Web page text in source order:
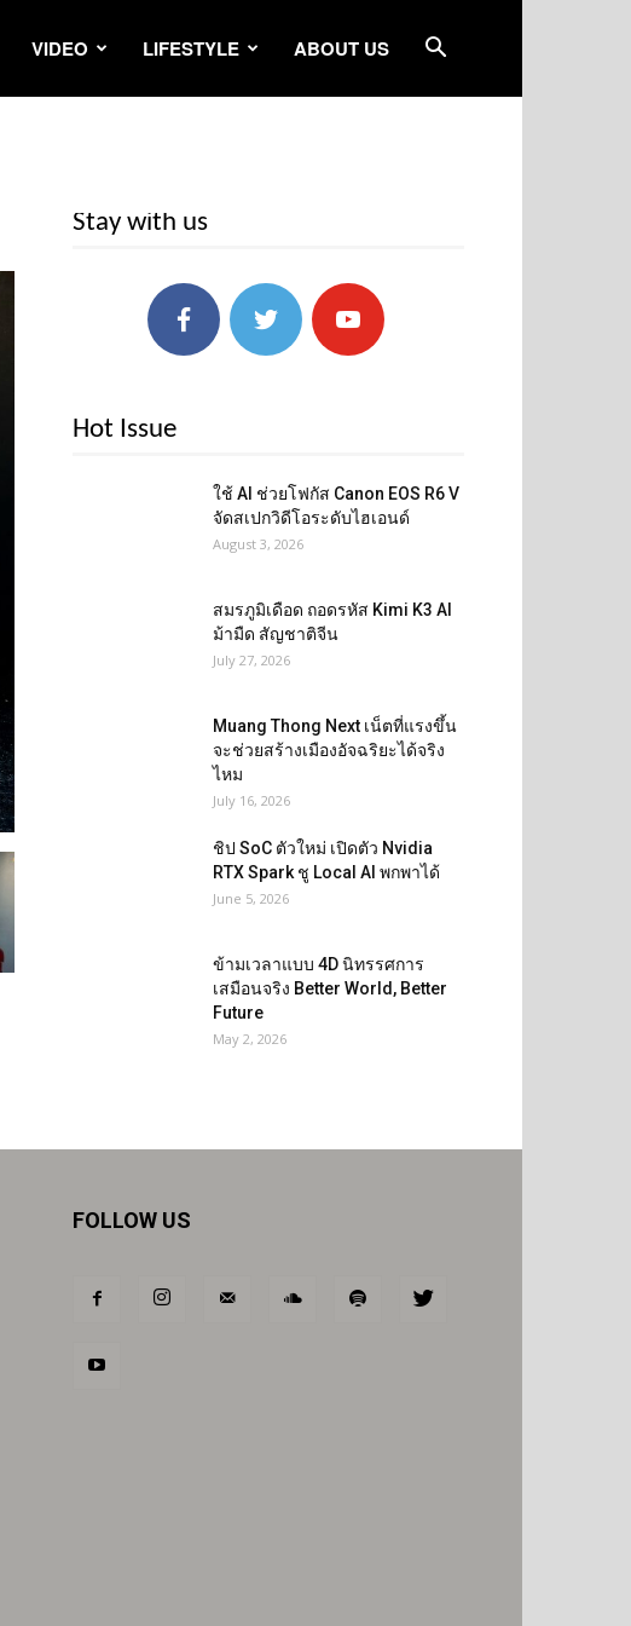
VIDEO LIFESTYLE ABOUT US
Stay with us
Hot Issue
ใช้ AI ช่วยโฟกัส Canon EOS R6 V
จัดสเปกวิดีโอระดับไฮเอนด์
August 3, 2026
สมรภูมิเดือด ถอดรหัส Kimi K3 AI
ม้ามืด สัญชาติจีน
July 27, 2026
Muang Thong Next เน็ตที่แรงขึ้น
จะช่วยสร้างเมืองอัจฉริยะได้จริง
ไหม
July 16, 2026
ชิป SoC ตัวใหม่ เปิดตัว Nvidia
RTX Spark ชู Local AI พกพาได้
June 5, 2026
ข้ามเวลาแบบ 4D นิทรรศการ
เสมือนจริง Better World, Better
Future
May 2, 2026
FOLLOW US